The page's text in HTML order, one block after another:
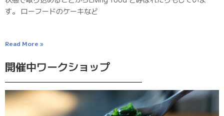
す。 ローフードのケーキなど
Read More »
開催中ワークショップ